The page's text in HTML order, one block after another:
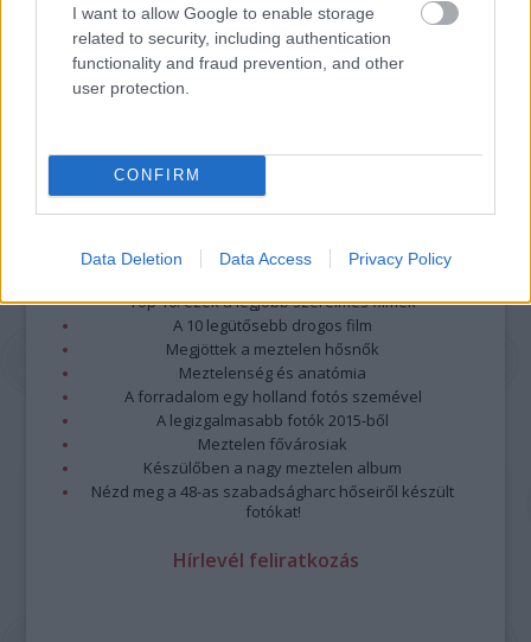
I want to allow Google to enable storage
related to security, including authentication
functionality and fraud prevention, and other
user protection.
CONFIRM
Data Deletion Data Access Privacy Policy
nem vállal, azokat nem ellenőrzi. Kifogás esetén forduljon a blog szerkesztőjéhez.
Részletek aFelhasználási feltételekbenés az adatvédelmi tájékoztatóban
Legolvasottabb
Top 10: ezek a legjobb szerelmes filmek
A 10 legütősebb drogos film
Megjöttek a meztelen hősnők
Meztelenség és anatómia
A forradalom egy holland fotós szemével
A legizgalmasabb fotók 2015-ből
Meztelen fővárosiak
Készülőben a nagy meztelen album
Nézd meg a 48-as szabadságharc hőseiről készült
fotókat!
Hírlevél feliratkozás